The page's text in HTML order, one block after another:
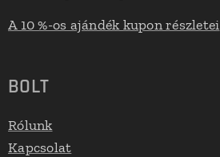
A 10 %-os ajándék kupon részletei
BOLT
Rólunk
Kapcsolat